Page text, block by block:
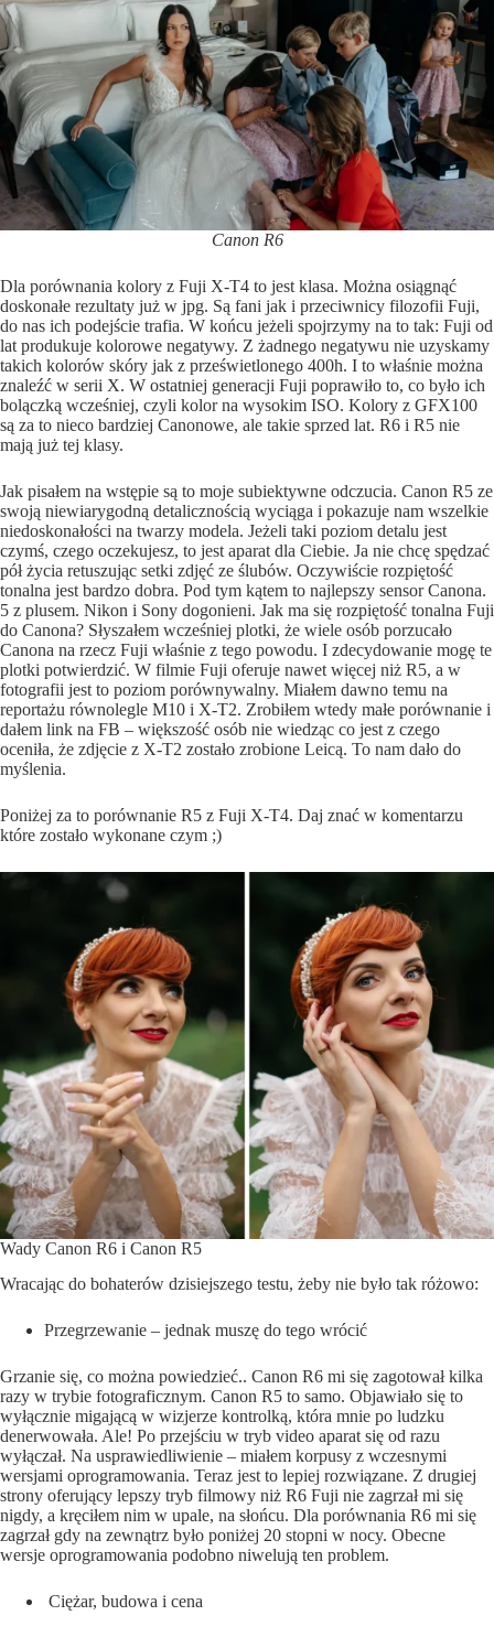
Canon R6
Dla porównania kolory z Fuji X-T4 to jest klasa. Można osiągnąć
doskonałe rezultaty już w jpg. Są fani jak i przeciwnicy filozofii Fuji,
do nas ich podejście trafia. W końcu jeżeli spojrzymy na to tak: Fuji od
lat produkuje kolorowe negatywy. Z żadnego negatywu nie uzyskamy
takich kolorów skóry jak z prześwietlonego 400h. I to właśnie można
znaleźć w serii X. W ostatniej generacji Fuji poprawiło to, co było ich
bolączką wcześniej, czyli kolor na wysokim ISO. Kolory z GFX100
są za to nieco bardziej Canonowe, ale takie sprzed lat. R6 i R5 nie
mają już tej klasy.
Jak pisałem na wstępie są to moje subiektywne odczucia. Canon R5 ze
swoją niewiarygodną detalicznością wyciąga i pokazuje nam wszelkie
niedoskonałości na twarzy modela. Jeżeli taki poziom detalu jest
czymś, czego oczekujesz, to jest aparat dla Ciebie. Ja nie chcę spędzać
pół życia retuszując setki zdjęć ze ślubów. Oczywiście rozpiętość
tonalna jest bardzo dobra. Pod tym kątem to najlepszy sensor Canona.
5 z plusem. Nikon i Sony dogonieni. Jak ma się rozpiętość tonalna Fuji
do Canona? Słyszałem wcześniej plotki, że wiele osób porzucało
Canona na rzecz Fuji właśnie z tego powodu. I zdecydowanie mogę te
plotki potwierdzić. W filmie Fuji oferuje nawet więcej niż R5, a w
fotografii jest to poziom porównywalny. Miałem dawno temu na
reportażu równolegle M10 i X-T2. Zrobiłem wtedy małe porównanie i
dałem link na FB – większość osób nie wiedząc co jest z czego
oceniła, że zdjęcie z X-T2 zostało zrobione Leicą. To nam dało do
myślenia.
Poniżej za to porównanie R5 z Fuji X-T4. Daj znać w komentarzu
które zostało wykonane czym ;)
Wady Canon R6 i Canon R5
Wracając do bohaterów dzisiejszego testu, żeby nie było tak różowo:
Przegrzewanie – jednak muszę do tego wrócić
Grzanie się, co można powiedzieć.. Canon R6 mi się zagotował kilka
razy w trybie fotograficznym. Canon R5 to samo. Objawiało się to
wyłącznie migającą w wizjerze kontrolką, która mnie po ludzku
denerwowała. Ale! Po przejściu w tryb video aparat się od razu
wyłączał. Na usprawiedliwienie – miałem korpusy z wczesnymi
wersjami oprogramowania. Teraz jest to lepiej rozwiązane. Z drugiej
strony oferujący lepszy tryb filmowy niż R6 Fuji nie zagrzał mi się
nigdy, a kręciłem nim w upale, na słońcu. Dla porównania R6 mi się
zagrzał gdy na zewnątrz było poniżej 20 stopni w nocy. Obecne
wersje oprogramowania podobno niwelują ten problem.
Ciężar, budowa i cena